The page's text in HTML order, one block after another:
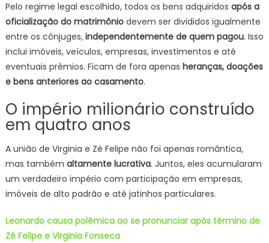
Pelo regime legal escolhido, todos os bens adquiridos após a
oficialização do matrimôniodevem ser divididos igualmente
entre os cônjuges, independentemente de quem pagou. Isso
inclui imóveis, veículos, empresas, investimentos e até
eventuais prêmios. Ficam de fora apenas heranças, doações
e bens anteriores ao casamento.
O império milionário construído
em quatro anos
A união de Virginia e Zé Felipe não foi apenas romântica,
mas também altamente lucrativa. Juntos, eles acumularam
um verdadeiro império com participação em empresas,
imóveis de alto padrão e até jatinhos particulares.
Leonardo causa polêmica ao se pronunciar após término de
Zé Felipe e Virginia Fonseca